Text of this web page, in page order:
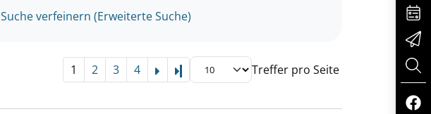
Suche verfeinern (Erweiterte Suche)
1 2 3 4 Letzte Seite Treffer pro Seite